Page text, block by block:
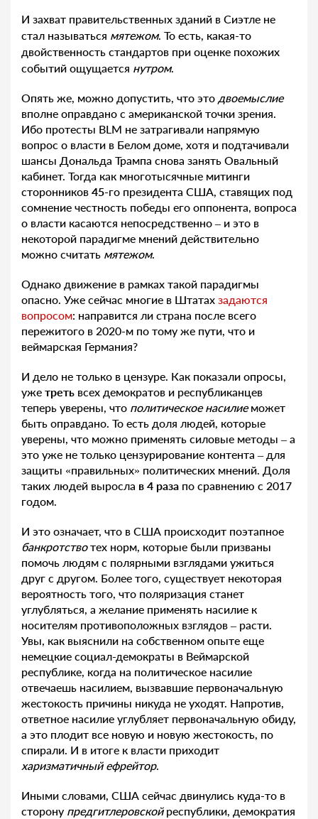
И захват правительственных зданий в Сиэтле не
стал называться мятежом. То есть, какая-то
двойственность стандартов при оценке похожих
событий ощущается нутром.
Опять же, можно допустить, что это двоемыслие
вполне оправдано с американской точки зрения.
Ибо протесты BLM не затрагивали напрямую
вопрос о власти в Белом доме, хотя и подтачивали
шансы Дональда Трампа снова занять Овальный
кабинет. Тогда как многотысячные митинги
сторонников 45-го президента США, ставящих под
сомнение честность победы его оппонента, вопроса
о власти касаются непосредственно – и это в
некоторой парадигме мнений действительно
можно считать мятежом.
Однако движение в рамках такой парадигмы
опасно. Уже сейчас многие в Штатах задаются
вопросом: направится ли страна после всего
пережитого в 2020-м по тому же пути, что и
веймарская Германия?
И дело не только в цензуре. Как показали опросы,
уже треть всех демократов и республиканцев
теперь уверены, что политическое насилиеможет
быть оправдано. То есть доля людей, которые
уверены, что можно применять силовые методы – а
это уже не только цензурирование контента – для
защиты «правильных» политических мнений. Доля
таких людей выросла в 4 раза по сравнению с 2017
годом.
И это означает, что в США происходит поэтапное
банкротствотех норм, которые были призваны
помочь людям с полярными взглядами ужиться
друг с другом. Более того, существует некоторая
вероятность того, что поляризация станет
углубляться, а желание применять насилие к
носителям противоположных взглядов – расти.
Увы, как выяснили на собственном опыте еще
немецкие социал-демократы в Веймарской
республике, когда на политическое насилие
отвечаешь насилием, вызвавшие первоначальную
жестокость причины никуда не уходят. Напротив,
ответное насилие углубляет первоначальную обиду,
а это плодит все новую и новую жестокость, по
спирали. И в итоге к власти приходит
харизматичный ефрейтор.
Иными словами, США сейчас двинулись куда-то в
сторону предгитлеровскойреспублики, демократия